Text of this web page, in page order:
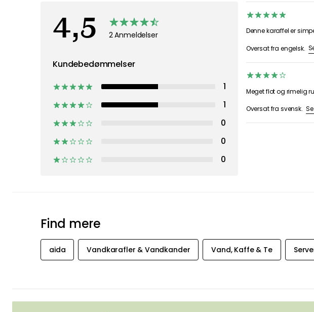
4,5 2 Anmeldelser
Kundebedømmelser
1
1
0
0
0
Denne karaffel er
Oversat fra engelsk.
Meget flot og rimelig
Oversat fra svensk.
Find mere
aida Vandkarafler & Vandkander Vand, Kaffe & Te